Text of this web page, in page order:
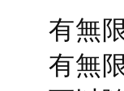
有無
有無